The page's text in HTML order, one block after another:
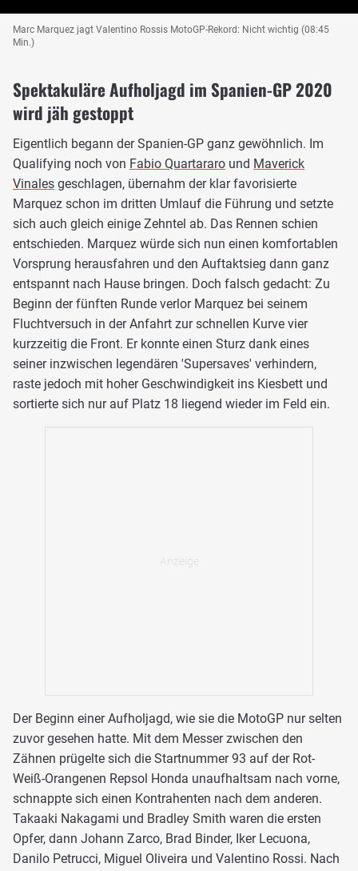
Marc Marquez jagt Valentino Rossis MotoGP-Rekord: Nicht wichtig (08:45
Min.)
Spektakuläre Aufholjagd im Spanien-GP 2020
wird jäh gestoppt
Eigentlich begann der Spanien-GP ganz gewöhnlich. Im
Qualifying noch von Fabio Quartararo und Maverick
Vinales geschlagen, übernahm der klar favorisierte
Marquez schon im dritten Umlauf die Führung und setzte
sich auch gleich einige Zehntel ab. Das Rennen schien
entschieden. Marquez würde sich nun einen komfortablen
Vorsprung herausfahren und den Auftaktsieg dann ganz
entspannt nach Hause bringen. Doch falsch gedacht: Zu
Beginn der fünften Runde verlor Marquez bei seinem
Fluchtversuch in der Anfahrt zur schnellen Kurve vier
kurzzeitig die Front. Er konnte einen Sturz dank eines
seiner inzwischen legendären 'Supersaves' verhindern,
raste jedoch mit hoher Geschwindigkeit ins Kiesbett und
sortierte sich nur auf Platz 18 liegend wieder im Feld ein.
Der Beginn einer Aufholjagd, wie sie die MotoGP nur selten
zuvor gesehen hatte. Mit dem Messer zwischen den
Zähnen prügelte sich die Startnummer 93 auf der Rot-
Weiß-Orangenen Repsol Honda unaufhaltsam nach vorne,
schnappte sich einen Kontrahenten nach dem anderen.
Takaaki Nakagami und Bradley Smith waren die ersten
Opfer, dann Johann Zarco, Brad Binder, Iker Lecuona,
Danilo Petrucci, Miguel Oliveira und Valentino Rossi. Nach